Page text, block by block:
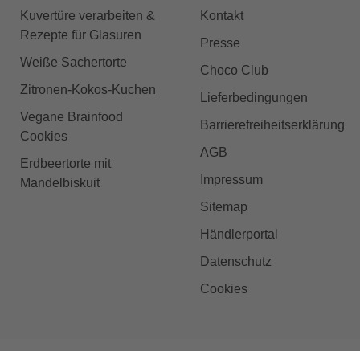
Kuvertüre verarbeiten &
Rezepte für Glasuren
Weiße Sachertorte
Zitronen-Kokos-Kuchen
Vegane Brainfood
Cookies
Erdbeertorte mit
Mandelbiskuit
Kontakt
Presse
Choco Club
Lieferbedingungen
Barrierefreiheitserklärung
AGB
Impressum
Sitemap
Händlerportal
Datenschutz
Cookies